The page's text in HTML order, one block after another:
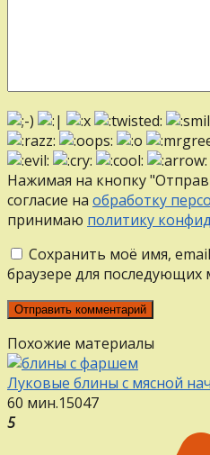
Нажимая на кнопку
согласие на обработку
принимаю политику
Сохранить моё имя,
браузере для
Похожие материалы
Луковые блины с мясной
60 мин.15047
5